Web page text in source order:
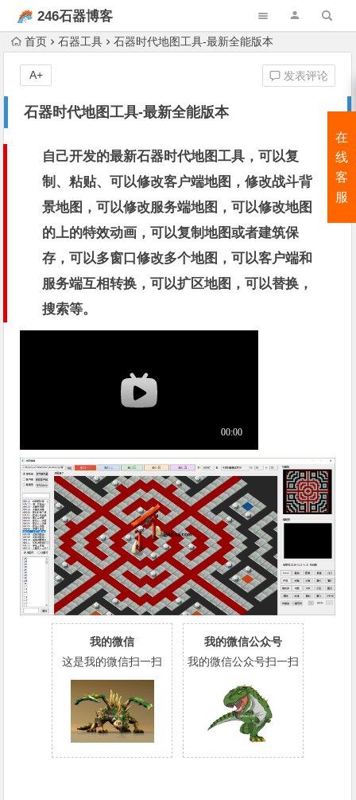
246石器博客
首页 石器工具 石器时代地图工具-最新全能版本
石器时代地图工具-最新全能版本
发表评论
A+
自己开发的最新石器时代地图工具，可以复
制、粘贴、可以修改客户端地图，修改战斗背
景地图，可以修改服务端地图，可以修改地图
的上的特效动画，可以复制地图或者建筑保
存，可以多窗口修改多个地图，可以客户端和
服务端互相转换，可以扩区地图，可以替换，
搜索等。
我的微信
这是我的微信扫一扫
我的微信公众号
我的微信公众号扫一扫
在
线
客
服